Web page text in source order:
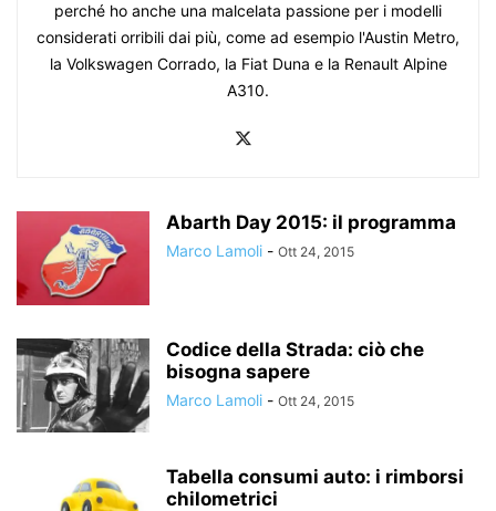
perché ho anche una malcelata passione per i modelli
considerati orribili dai più, come ad esempio l'Austin Metro,
la Volkswagen Corrado, la Fiat Duna e la Renault Alpine
A310.
Abarth Day 2015: il programma
Marco Lamoli - Ott 24, 2015
Codice della Strada: ciò che
bisogna sapere
Marco Lamoli - Ott 24, 2015
Tabella consumi auto: i rimborsi
chilometrici